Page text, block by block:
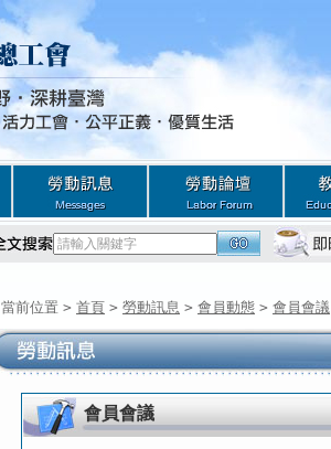
當前位置 > 首頁 > 勞動訊息 > 會員動態 > 會員會議
會員會議